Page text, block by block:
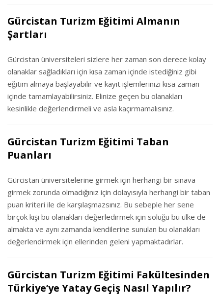
Gürcistan Turizm Eğitimi Almanın
Şartları
Gürcistan üniversiteleri sizlere her zaman son derece kolay
olanaklar sağladıkları için kısa zaman içinde istediğiniz gibi
eğitim almaya başlayabilir ve kayıt işlemlerinizi kısa zaman
içinde tamamlayabilirsiniz. Elinize geçen bu olanakları
kesinlikle değerlendirmeli ve asla kaçırmamalısınız.
Gürcistan Turizm Eğitimi Taban
Puanları
Gürcistan üniversitelerine girmek için herhangi bir sınava
girmek zorunda olmadığınız için dolayısıyla herhangi bir taban
puan kriteri ile de karşılaşmazsınız. Bu sebeple her sene
birçok kişi bu olanakları değerledirmek için soluğu bu ülke de
almakta ve aynı zamanda kendilerine sunulan bu olanakları
değerlendirmek için ellerinden geleni yapmaktadırlar.
Gürcistan Turizm Eğitimi Fakültesinden
Türkiye’ye Yatay Geçiş Nasıl Yapılır?